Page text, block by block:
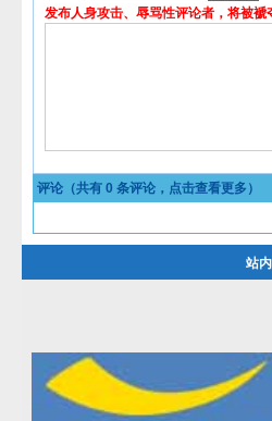
发布人身攻击、辱骂性评论者，将被褫
评论（共有 0 条评论，点击查看更多）
站